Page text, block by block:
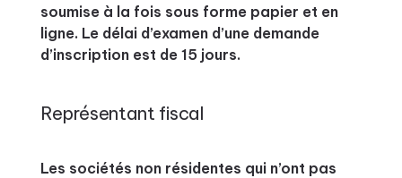
soumise à la fois sous forme papier et en
ligne. Le délai d’examen d’une demande
d’inscription est de 15 jours.
Représentant fiscal
Les sociétés non résidentes qui n’ont pas